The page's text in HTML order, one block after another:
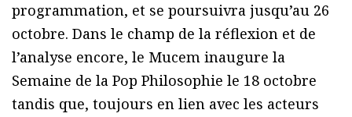
programmation, et se poursuivra jusqu’au 26
octobre. Dans le champ de la réflexion et de
l’analyse encore, le Mucem inaugure la
Semaine de la Pop Philosophie le 18 octobre
tandis que, toujours en lien avec les acteurs